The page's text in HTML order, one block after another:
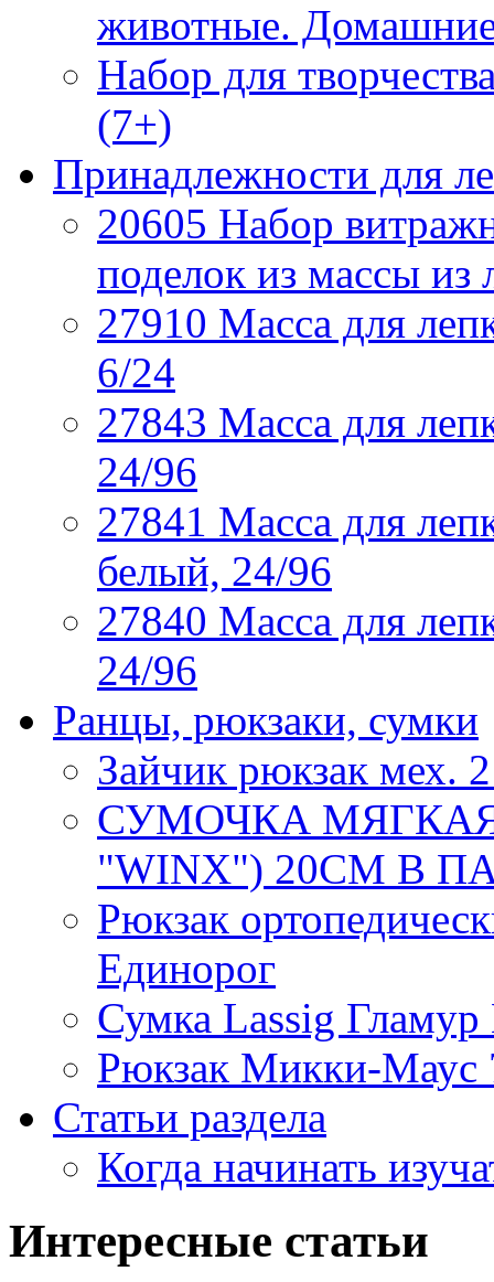
животные.
Набор для
(7+)
Принадлежности для
20605 Набор
поделок из массы
27910 Масса для
6/24
27843 Масса для
24/96
27841 Масса для
белый, 24/96
27840 Масса для
24/96
Ранцы, рюкзаки, сумки
Зайчик рюкзак мех.
СУМОЧКА
"WINX") 20СМ В
Рюкзак
Единорог
Сумка Lassig Гламур
Рюкзак Микки-Маус
Статьи раздела
Когда начинать
Интересные статьи